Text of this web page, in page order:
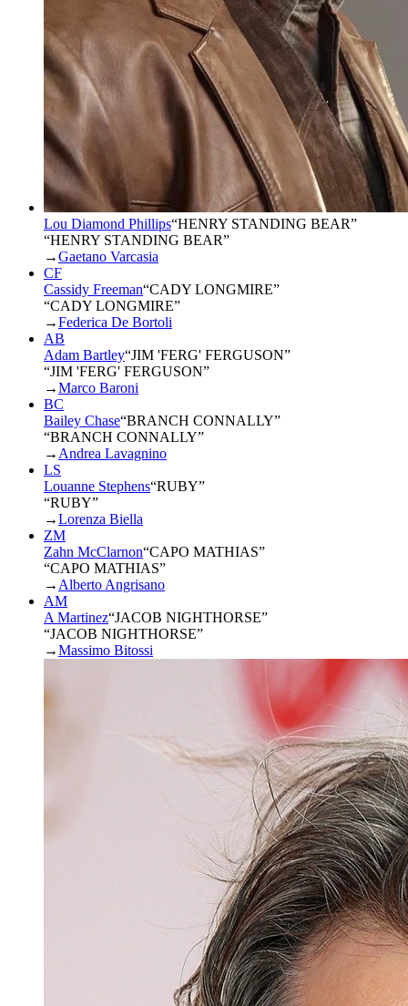
Lou Diamond Phillips“HENRY STANDING BEAR”
“HENRY STANDING BEAR”
→Gaetano Varcasia
CF
Cassidy Freeman“CADY LONGMIRE”
“CADY LONGMIRE”
→Federica De Bortoli
AB
Adam Bartley“JIM 'FERG' FERGUSON”
“JIM 'FERG' FERGUSON”
→Marco Baroni
BC
Bailey Chase“BRANCH CONNALLY”
“BRANCH CONNALLY”
→ Andrea Lavagnino
LS
Louanne Stephens“RUBY”
“RUBY”
→Lorenza Biella
ZM
Zahn McClarnon“CAPO MATHIAS”
“CAPO MATHIAS”
→ Alberto Angrisano
AM
A Martinez“JACOB NIGHTHORSE”
“JACOB NIGHTHORSE”
→Massimo Bitossi